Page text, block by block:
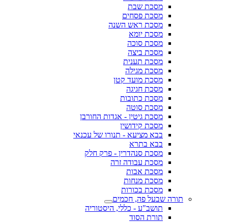
מסכת שבת
מסכת פסחים
מסכת ראש השנה
מסכת יומא
מסכת סוכה
מסכת ביצה
מסכת תענית
מסכת מגילה
מסכת מועד קטן
מסכת חגיגה
מסכת כתובות
מסכת סוטה
מסכת גיטין - אגדות החורבן
מסכת קידושין
בבא מציעא - תנורו של עכנאי
בבא בתרא
מסכת סנהדרין - פרק חלק
מסכת עבודה זרה
מסכת אבות
מסכת מנחות
מסכת בכורות
תורה שבעל פה, חכמים
תושב"ע - כללי, היסטוריה
תורת הסוד